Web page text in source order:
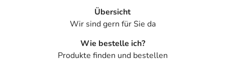
Übersicht
Wir sind gern für Sie da
Wie bestelle ich?
Produkte finden und bestellen